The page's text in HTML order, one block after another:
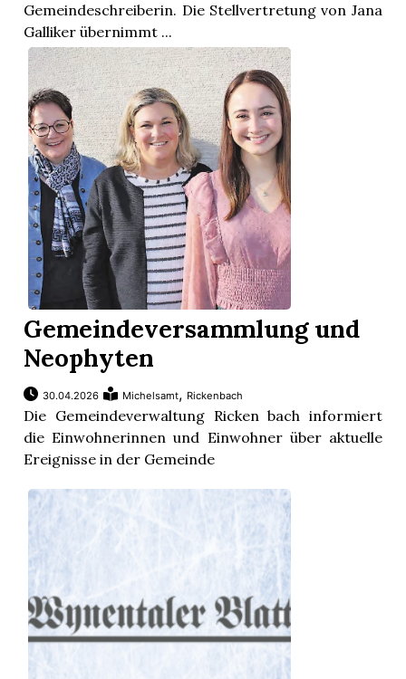
Gemeindeschreiberin. Die Stellvertretung von Jana
Galliker übernimmt ...
Gemeindeversammlung und
Neophyten
30.04.2026 Michelsamt, Rickenbach
Die Gemeindeverwaltung Ricken bach informiert
die Einwohnerinnen und Einwohner über aktuelle
Ereignisse in der Gemeinde